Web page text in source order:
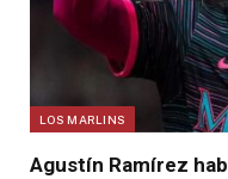
LOS MARLINS
Agustín Ramírez